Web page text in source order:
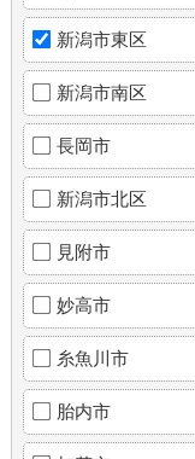
新潟市東区
新潟市南区
長岡市
新潟市北区
見附市
妙高市
糸魚川市
胎内市